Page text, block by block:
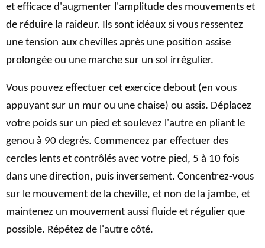
et efficace d'augmenter l'amplitude des mouvements et
de réduire la raideur. Ils sont idéaux si vous ressentez
une tension aux chevilles après une position assise
prolongée ou une marche sur un sol irrégulier.
Vous pouvez effectuer cet exercice debout (en vous
appuyant sur un mur ou une chaise) ou assis. Déplacez
votre poids sur un pied et soulevez l'autre en pliant le
genou à 90 degrés. Commencez par effectuer des
cercles lents et contrôlés avec votre pied, 5 à 10 fois
dans une direction, puis inversement. Concentrez-vous
sur le mouvement de la cheville, et non de la jambe, et
maintenez un mouvement aussi fluide et régulier que
possible. Répétez de l'autre côté.